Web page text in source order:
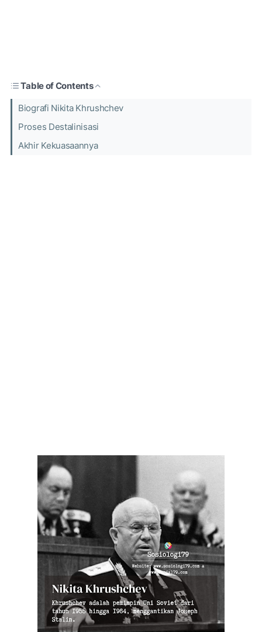
Table of Contents
Biografi Nikita Khrushchev
Proses Destalinisasi
Akhir Kekuasaannya